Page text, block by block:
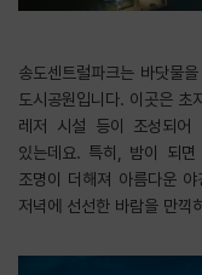
송도센트럴파크는 바닷물
도시공원입니다. 이곳은
레저 시설 등이 조성되어
있는데요. 특히, 밤이 되
조명이 더해져 아름다운
저녁에 선선한 바람을 만끽